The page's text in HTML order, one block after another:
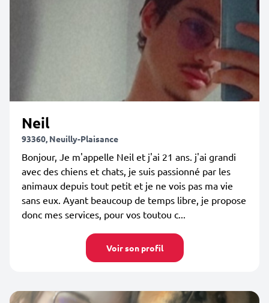
Neil
93360, Neuilly-Plaisance
Bonjour, Je m'appelle Neil et j'ai 21 ans. j'ai grandi
avec des chiens et chats, je suis passionné par les
animaux depuis tout petit et je ne vois pas ma vie
sans eux. Ayant beaucoup de temps libre, je propose
donc mes services, pour vos toutou c...
Voir son profil